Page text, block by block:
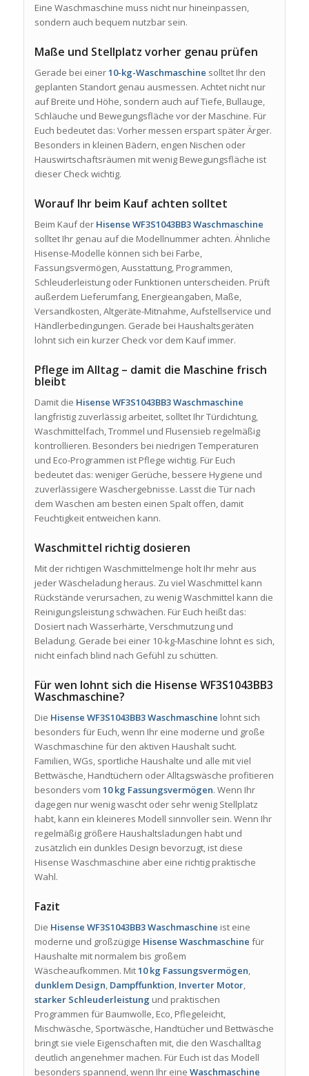
Eine Waschmaschine muss nicht nur hineinpassen,
sondern auch bequem nutzbar sein.
Maße und Stellplatz vorher genau prüfen
Gerade bei einer10-kg-Waschmaschine solltet Ihr den
geplanten Standort genau ausmessen. Achtet nicht nur
auf Breite und Höhe, sondern auch auf Tiefe, Bullauge,
Schläuche und Bewegungsfläche vor der Maschine. Für
Euch bedeutet das: Vorher messen erspart später Ärger.
Besonders in kleinen Bädern, engen Nischen oder
Hauswirtschaftsräumen mit wenig Bewegungsfläche ist
dieser Check wichtig.
Worauf Ihr beim Kauf achten solltet
Beim Kauf der Hisense WF3S1043BB3 Waschmaschine
solltet Ihr genau auf die Modellnummer achten. Ähnliche
Hisense-Modelle können sich bei Farbe,
Fassungsvermögen, Ausstattung, Programmen,
Schleuderleistung oder Funktionen unterscheiden. Prüft
außerdem Lieferumfang, Energieangaben, Maße,
Versandkosten, Altgeräte-Mitnahme, Aufstellservice und
Händlerbedingungen. Gerade bei Haushaltsgeräten
lohnt sich ein kurzer Check vor dem Kauf immer.
Pflege im Alltag – damit die Maschine frisch
bleibt
Damit die Hisense WF3S1043BB3 Waschmaschine
langfristig zuverlässig arbeitet, solltet Ihr Türdichtung,
Waschmittelfach, Trommel und Flusensieb regelmäßig
kontrollieren. Besonders bei niedrigen Temperaturen
und Eco-Programmen ist Pflege wichtig. Für Euch
bedeutet das: weniger Gerüche, bessere Hygiene und
zuverlässigere Waschergebnisse. Lasst die Tür nach
dem Waschen am besten einen Spalt offen, damit
Feuchtigkeit entweichen kann.
Waschmittel richtig dosieren
Mit der richtigen Waschmittelmenge holt Ihr mehr aus
jeder Wäscheladung heraus. Zu viel Waschmittel kann
Rückstände verursachen, zu wenig Waschmittel kann die
Reinigungsleistung schwächen. Für Euch heißt das:
Dosiert nach Wasserhärte, Verschmutzung und
Beladung. Gerade bei einer 10-kg-Maschine lohnt es sich,
nicht einfach blind nach Gefühl zu schütten.
Für wen lohnt sich die Hisense WF3S1043BB3
Waschmaschine?
Die Hisense WF3S1043BB3 Waschmaschine lohnt sich
besonders für Euch, wenn Ihr eine moderne und große
Waschmaschine für den aktiven Haushalt sucht.
Familien, WGs, sportliche Haushalte und alle mit viel
Bettwäsche, Handtüchern oder Alltagswäsche profitieren
besonders vom 10 kg Fassungsvermögen. Wenn Ihr
dagegen nur wenig wascht oder sehr wenig Stellplatz
habt, kann ein kleineres Modell sinnvoller sein. Wenn Ihr
regelmäßig größere Haushaltsladungen habt und
zusätzlich ein dunkles Design bevorzugt, ist diese
Hisense Waschmaschine aber eine richtig praktische
Wahl.
Fazit
Die Hisense WF3S1043BB3 Waschmaschine ist eine
moderne und großzügige Hisense Waschmaschine für
Haushalte mit normalem bis großem
Wäscheaufkommen. Mit10 kg Fassungsvermögen,
dunklem Design, Dampffunktion, Inverter Motor,
starker Schleuderleistung und praktischen
Programmen für Baumwolle, Eco, Pflegeleicht,
Mischwäsche, Sportwäsche, Handtücher und Bettwäsche
bringt sie viele Eigenschaften mit, die den Waschalltag
deutlich angenehmer machen. Für Euch ist das Modell
besonders spannend, wenn Ihr eine Waschmaschine